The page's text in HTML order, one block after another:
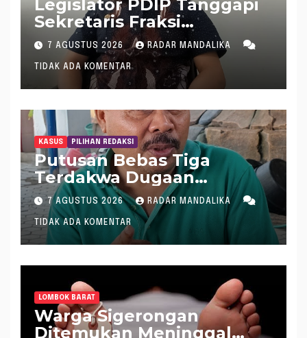
Legislator PDIP Tanggapi
Sekretaris Fraksi
Demokrat : WTP Bukan
Tameng Menolak Audit
Dana Pergeseran BTT Rp
484 Miliar
7 AGUSTUS 2026 RADAR MANDALIKA
TIDAK ADA KOMENTAR
KASUS PILIHAN REDAKSI
Putusan Bebas Tiga
Terdakwa Dugaan
Gratifikasi Dana “Siluman”
DPRD NTB, Najamudin
Sebut Putusan Hakim
Aneh dan Ganjil, Bakal
Lapor Hakim Tipikor
Mataram ke MA
7 AGUSTUS 2026 RADAR MANDALIKA
TIDAK ADA KOMENTAR
LOMBOK BARAT
Warga Sigerongan
Ditemukan Meninggal